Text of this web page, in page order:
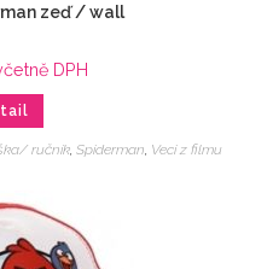
zeď / wall
DPH
ručník Spiderman Veci z filmu